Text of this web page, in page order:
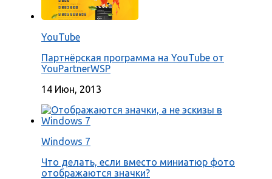
YouTube
Партнёрская программа на YouTube от
YouPartnerWSP
14 Июн, 2013
Windows 7
Что делать, если вместо миниатюр фото
отображаются значки?